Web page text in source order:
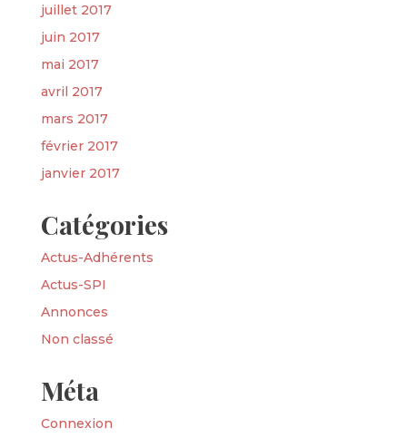
juillet 2017
juin 2017
mai 2017
avril 2017
mars 2017
février 2017
janvier 2017
Catégories
Actus-Adhérents
Actus-SPI
Annonces
Non classé
Méta
Connexion